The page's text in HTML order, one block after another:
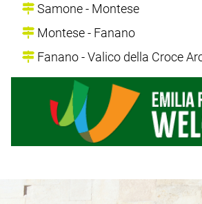
Samone - Montese
Montese - Fanano
Fanano - Valico della Croce